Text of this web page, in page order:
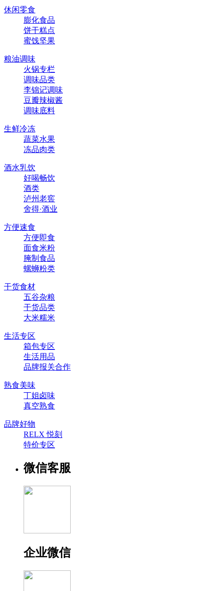
休闲零食
膨化食品
饼干糕点
蜜饯坚果
粮油调味
火锅专栏
调味品类
李锦记调味
豆瓣辣椒酱
调味底料
生鲜冷冻
蔬菜水果
冻品肉类
酒水乳饮
好喝畅饮
酒类
泸州老窖
舍得·酒业
方便速食
方便即食
面食米粉
腌制食品
螺蛳粉类
干货食材
五谷杂粮
干货品类
大米糯米
生活专区
箱包专区
生活用品
品牌报关合作
熟食美味
丁姐卤味
真空熟食
品牌好物
RELX 悦刻
特价专区
微信客服
企业微信